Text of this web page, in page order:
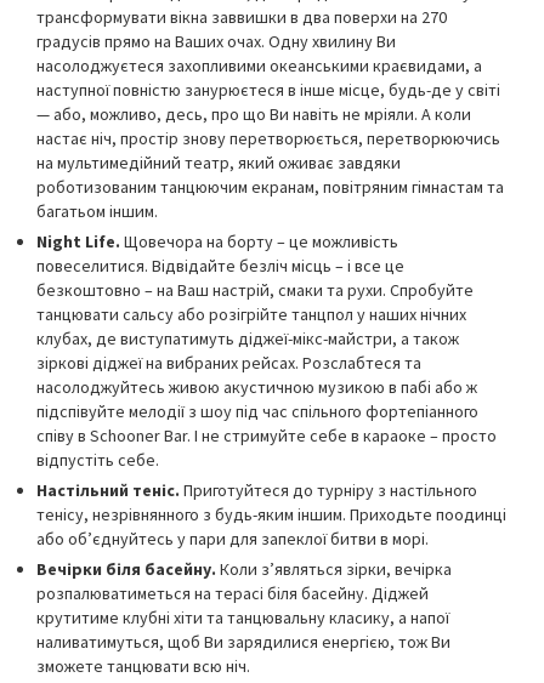
трансформувати вікна заввишки в два поверхи на 270
градусів прямо на Ваших очах. Одну хвилину Ви
насолоджуєтеся захопливими океанськими краєвидами, а
наступної повністю занурюєтеся в інше місце, будь-де у світі
— або, можливо, десь, про що Ви навіть не мріяли. А коли
настає ніч, простір знову перетворюється, перетворюючись
на мультимедійний театр, який оживає завдяки
роботизованим танцюючим екранам, повітряним гімнастам та
багатьом іншим.
Night Life. Щовечора на борту – це можливість
повеселитися. Відвідайте безліч місць – і все це
безкоштовно – на Ваш настрій, смаки та рухи. Спробуйте
танцювати сальсу або розігрійте танцпол у наших нічних
клубах, де виступатимуть діджеї-мікс-майстри, а також
зіркові діджеї на вибраних рейсах. Розслабтеся та
насолоджуйтесь живою акустичною музикою в пабі або ж
підспівуйте мелодії з шоу під час спільного фортепіанного
співу в Schooner Bar. І не стримуйте себе в караоке – просто
відпустіть себе.
Настільний теніс. Приготуйтеся до турніру з настільного
тенісу, незрівнянного з будь-яким іншим. Приходьте поодинці
або об’єднуйтесь у пари для запеклої битви в морі.
Вечірки біля басейну. Коли з’являться зірки, вечірка
розпалюватиметься на терасі біля басейну. Діджей
крутитиме клубні хіти та танцювальну класику, а напої
наливатимуться, щоб Ви зарядилися енергією, тож Ви
зможете танцювати всю ніч.